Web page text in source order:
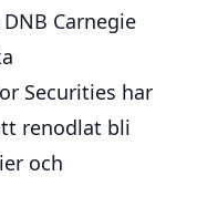
Carnegie
Securities har
renodlat bli
och